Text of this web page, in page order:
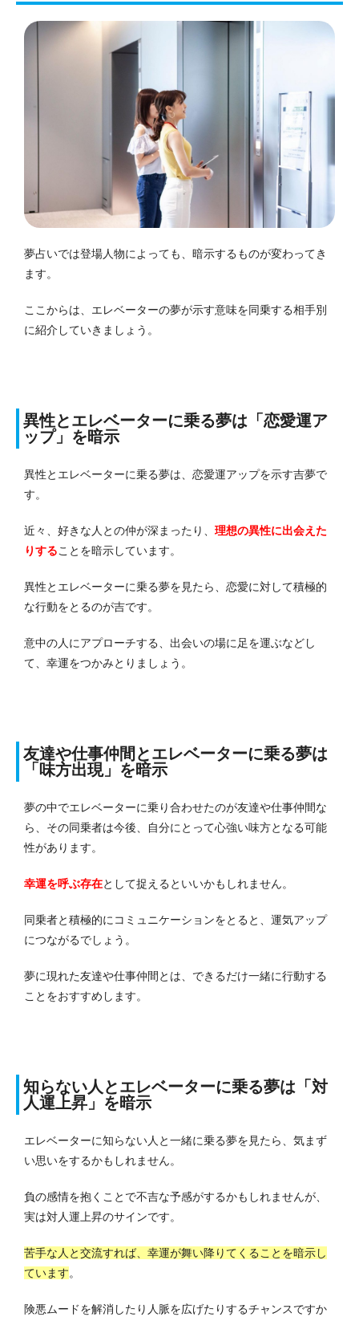
夢占いでは登場人物によっても、暗示するものが変わってき
ます。
ここからは、エレベーターの夢が示す意味を同乗する相手別
に紹介していきましょう。
異性とエレベーターに乗る夢は「恋愛運ア
ップ」を暗示
異性とエレベーターに乗る夢は、恋愛運アップを示す吉夢で
す。
近々、好きな人との仲が深まったり、 理想の異性に出会えた
りすることを暗示しています。
異性とエレベーターに乗る夢を見たら、恋愛に対して積極的
な行動をとるのが吉です。
意中の人にアプローチする、出会いの場に足を運ぶなどし
て、幸運をつかみとりましょう。
友達や仕事仲間とエレベーターに乗る夢は
「味方出現」を暗示
夢の中でエレベーターに乗り合わせたのが友達や仕事仲間な
ら、その同乗者は今後、自分にとって心強い味方となる可能
性があります。
幸運を呼ぶ存在として捉えるといいかもしれません。
同乗者と積極的にコミュニケーションをとると、運気アップ
につながるでしょう。
夢に現れた友達や仕事仲間とは、できるだけ一緒に行動する
ことをおすすめします。
知らない人とエレベーターに乗る夢は「対
人運上昇」を暗示
エレベーターに知らない人と一緒に乗る夢を見たら、 気まず
い思いをするかもしれません。
負の感情を抱くことで不吉な予感がするかもしれませんが、
実は対人運上昇のサインです。
苦手な人と交流すれば、幸運が舞い降りてくることを暗示し
ています。
険悪ムードを解消したり人脈を広げたりするチャンスですか